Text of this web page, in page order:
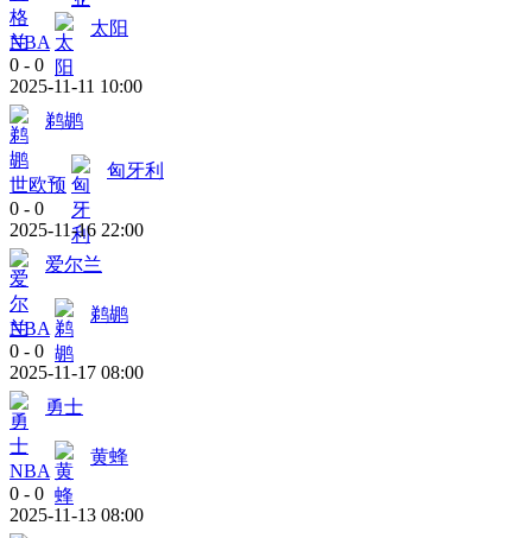
NBA
太阳
0 - 0
2025-11-11 10:00
鹈鹕
世欧预
匈牙利
0 - 0
2025-11-16 22:00
爱尔兰
NBA
鹈鹕
0 - 0
2025-11-17 08:00
勇士
NBA
黄蜂
0 - 0
2025-11-13 08:00